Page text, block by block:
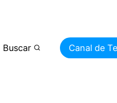
Buscar Canal de